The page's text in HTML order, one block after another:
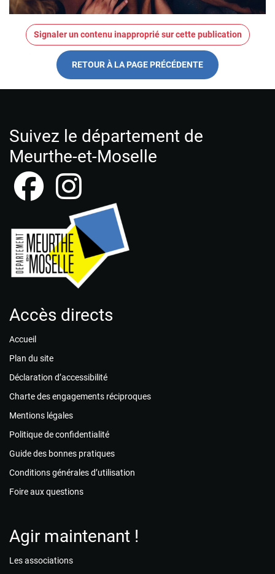
Signaler un contenu inapproprié sur cette publication
RETOUR À LA PAGE PRÉCÉDENTE
Suivez le département de
Meurthe-et-Moselle
Accès directs
Accueil
Plan du site
Déclaration d’accessibilité
Charte des engagements réciproques
Mentions légales
Politique de confidentialité
Guide des bonnes pratiques
Conditions générales d’utilisation
Foire aux questions
Agir maintenant !
Les associations